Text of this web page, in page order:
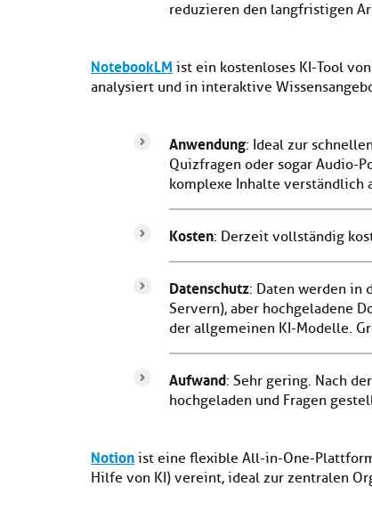
reduzieren den langfristigen
NotebookLM ist ein kostenloses KI-Tool
analysiert und in interaktive
Anwendung: Ideal zur
Quizfragen oder sogar Audio-
komplexe Inhalte verständlich
Kosten: Derzeit vollständig
Datenschutz: Daten werden in
Servern), aber hochgeladene
der allgemeinen KI-Modelle.
Aufwand: Sehr gering. Nach
hochgeladen und Fragen
Notion ist eine flexible All-in-One-
Hilfe von KI) vereint, ideal zur zentralen